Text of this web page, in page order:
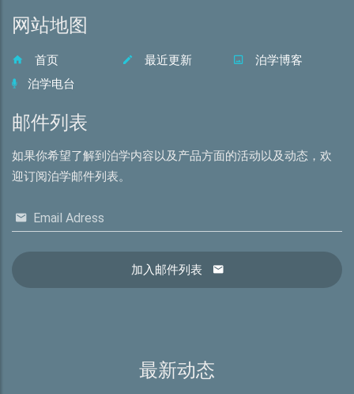
网站地图
首页 最近更新
泊学博客
泊学电台
邮件列表
如果你希望了解到泊学内容以及产品方面的活动以及动态，欢
迎订阅泊学邮件列表。
Email Adress
加入邮件列表
最新动态